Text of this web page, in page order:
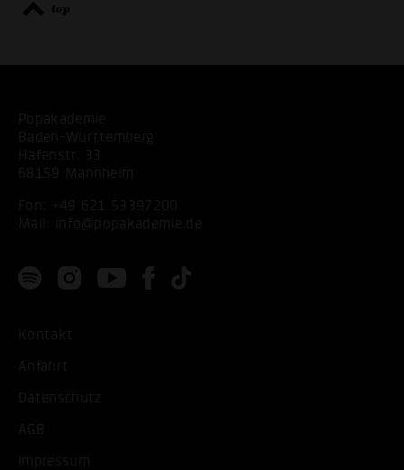
top
Popakademie
Baden-Württemberg
Hafenstr. 33
68159 Mannheim
Fon:
+49 621 53397200
Mail:
info@popakademie.de
Kontakt
Anfahrt
Datenschutz
AGB
Impressum